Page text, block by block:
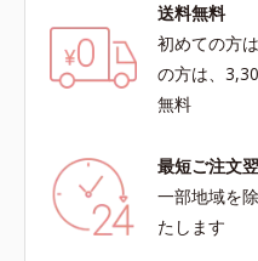
送料無料
初めての方
の方は、
無料
最短ご注文
一部地域を
たします